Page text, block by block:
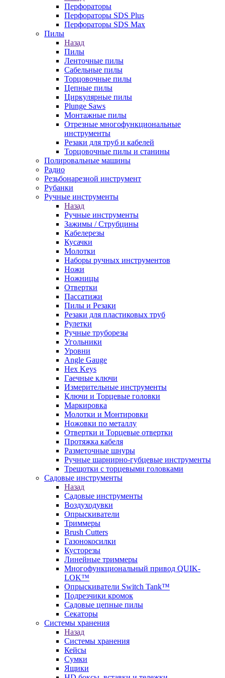
Перфораторы
Перфораторы SDS Plus
Перфораторы SDS Max
Пилы
Назад
Пилы
Ленточные пилы
Сабельные пилы
Торцовочные пилы
Цепные пилы
Циркулярные пилы
Plunge Saws
Монтажные пилы
Отрезные многофункциональные
инструменты
Резаки для труб и кабелей
Торцовочные пилы и станины
Полировальные машины
Радио
Резьбонарезной инструмент
Рубанки
Ручные инструменты
Назад
Ручные инструменты
Зажимы / Струбцины
Кабелерезы
Кусачки
Молотки
Наборы ручных инструментов
Ножи
Ножницы
Отвертки
Пассатижи
Пилы и Резаки
Резаки для пластиковых труб
Рулетки
Ручные труборезы
Угольники
Уровни
Angle Gauge
Hex Keys
Гаечные ключи
Измерительные инструменты
Ключи и Торцевые головки
Маркировка
Молотки и Монтировки
Ножовки по металлу
Отвертки и Торцевые отвертки
Протяжка кабеля
Разметочные шнуры
Ручные шарнирно-губцевые инструменты
Трещотки с торцевыми головками
Садовые инструменты
Назад
Садовые инструменты
Воздуходувки
Опрыскиватели
Триммеры
Brush Cutters
Газонокосилки
Кусторезы
Линейные триммеры
Многофункциональный привод QUIK-
LOK™
Опрыскиватели Switch Tank™
Подрезчики кромок
Садовые цепные пилы
Секаторы
Системы хранения
Назад
Системы хранения
Кейсы
Сумки
Ящики